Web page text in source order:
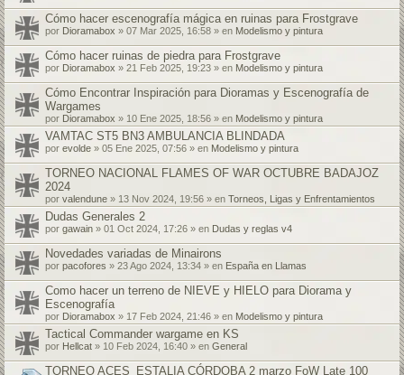
Cómo hacer escenografía mágica en ruinas para Frostgrave
por Dioramabox » 07 Mar 2025, 16:58 » en Modelismo y pintura
Cómo hacer ruinas de piedra para Frostgrave
por Dioramabox » 21 Feb 2025, 19:23 » en Modelismo y pintura
Cómo Encontrar Inspiración para Dioramas y Escenografía de
Wargames
por Dioramabox » 10 Ene 2025, 18:56 » en Modelismo y pintura
VAMTAC ST5 BN3 AMBULANCIA BLINDADA
por evolde » 05 Ene 2025, 07:56 » en Modelismo y pintura
TORNEO NACIONAL FLAMES OF WAR OCTUBRE BADAJOZ
2024
por valendune » 13 Nov 2024, 19:56 » en Torneos, Ligas y Enfrentamientos
Dudas Generales 2
por gawain » 01 Oct 2024, 17:26 » en Dudas y reglas v4
Novedades variadas de Minairons
por pacofores » 23 Ago 2024, 13:34 » en España en Llamas
Como hacer un terreno de NIEVE y HIELO para Diorama y
Escenografía
por Dioramabox » 17 Feb 2024, 21:46 » en Modelismo y pintura
Tactical Commander wargame en KS
por Hellcat » 10 Feb 2024, 16:40 » en General
TORNEO ACES_ESTALIA CÓRDOBA 2 marzo FoW Late 100